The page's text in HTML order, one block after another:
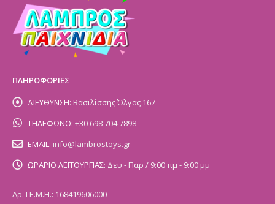
ΠΛΗΡΟΦΟΡΙΕΣ
ΔΙΕΥΘΥΝΣΗ: Βασιλίσσης Όλγας 167
ΤΗΛΕΦΩΝΟ: +30 698 704 7898
EMAIL: info@lambrostoys.gr
ΩΡΑΡΙΟ ΛΕΙΤΟΥΡΓΙΑΣ: Δευ - Παρ / 9:00 πμ - 9:00 μμ
Αρ. ΓΕ.Μ.Η.: 168419606000